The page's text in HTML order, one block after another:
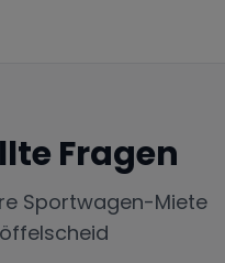
Fragen
Sportwagen-Miete